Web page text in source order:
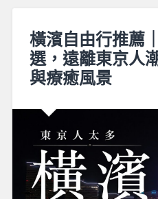
橫濱自由行推薦
選，遠離東京人
與療癒風景